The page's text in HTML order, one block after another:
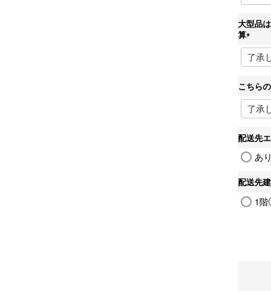
大型品
算
(
必
須
)
こちら
配送先
あ
配送先
1階